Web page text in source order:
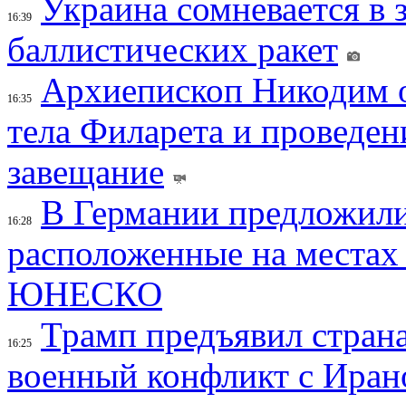
16:39
Украина сомневается в
баллистических ракет
16:35
Архиепископ
тела Филарета и
завещание
16:28
В Германии
расположенные на
ЮНЕСКО
16:25
Трамп предъявил
военный конфликт с